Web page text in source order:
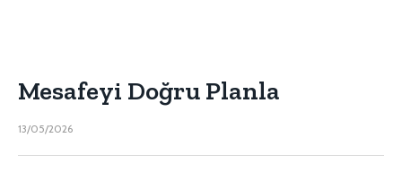
Mesafeyi Doğru Planla
13/05/2026